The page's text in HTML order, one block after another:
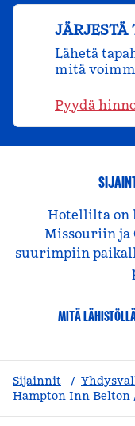
Lähetä
mitä
Pyydä
Hotellilta on
Missouriin ja
suurimpiin
MITÄ
Sijainnit /
Hampton Inn Belton